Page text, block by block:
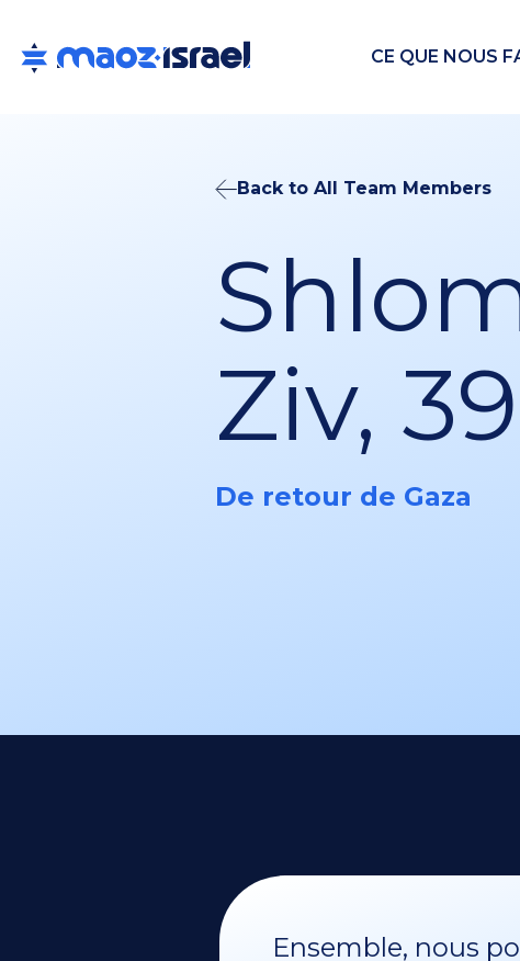
CE QUE NOUS
Back to All Team Members
Ziv, 39
De retour de Gaza
Ensemble, nous